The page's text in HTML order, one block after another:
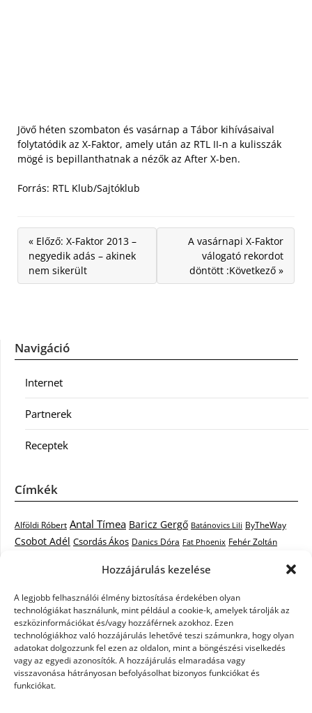
Hozzájárulás kezelése
A legjobb felhasználói élmény biztosítása érdekében olyan
technológiákat használunk, mint például a cookie-k, amelyek tárolják az
eszközinformációkat és/vagy hozzáférnek azokhoz. Ezen
technológiákhoz való hozzájárulás lehetővé teszi számunkra, hogy olyan
adatokat dolgozzunk fel ezen az oldalon, mint a böngészési viselkedés
vagy az egyedi azonosítók. A hozzájárulás elmaradása vagy
visszavonása hátrányosan befolyásolhat bizonyos funkciókat és
funkciókat.
Jövő héten szombaton és vasárnap a Tábor kihívásaival
folytatódik az X-Faktor, amely után az RTL II-n a kulisszák
mögé is bepillanthatnak a nézők az After X-ben.
Forrás: RTL Klub/Sajtóklub
« Előző: X-Faktor 2013 –
negyedik adás – akinek
nem sikerült
A vasárnapi X-Faktor
válogató rekordot
döntött :Következő »
Navigáció
Internet
Partnerek
Receptek
Címkék
Alföldi Róbert Antal Tímea Baricz Gergő Batánovics Lili ByTheWay
Csobot Adél Csordás Ákos Danics Dóra Fat Phoenix Fehér Zoltán
Kovács László Stone
Krasznai Tünde Like LiL C. Malek Miklós mentor Muri Enikő
Nagy Feró Oláh Gergő Péterffy Lili Rocktenors RTL Klub
Cowell Szabó Dávid Szabó Ádám Szikora Róbert Takács Nikolas
Tarány Tamás Tóth Gabi Vastag Csaba Vastag Tamás
Kati X-factor X-FaktorX-Faktor videók